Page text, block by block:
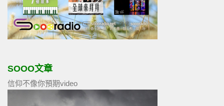
SOOO文章
信仰不像你預期video